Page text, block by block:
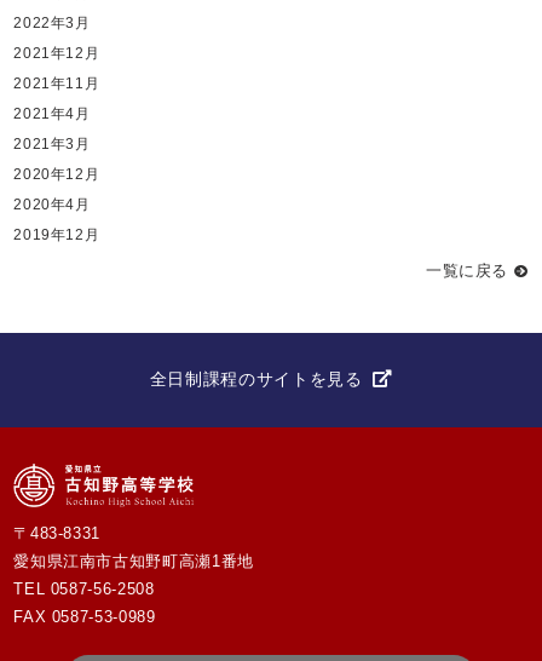
2022年3月
2021年12月
2021年11月
2021年4月
2021年3月
2020年12月
2020年4月
2019年12月
一覧に戻る
全日制課程のサイトを見る
〒483-8331
愛知県江南市古知野町高瀬1番地
TEL 0587-56-2508
FAX 0587-53-0989